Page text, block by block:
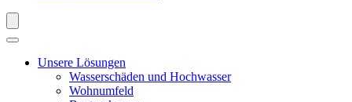
Unsere Lösungen
Wasserschäden und Hochwasser
Wohnumfeld